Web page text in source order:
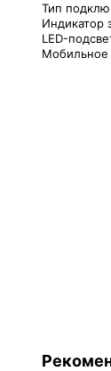
Тип
Индикатор
LED-
Мобильное